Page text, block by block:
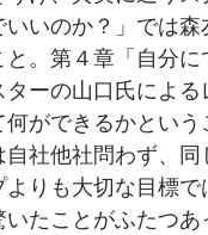
いのか？」では
。第４章「自分
ーの山口氏によ
ができるかとい
社他社問わず、
りも大切な目標
たことがふたつ